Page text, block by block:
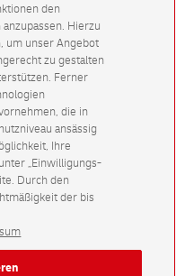
den
Hierzu
um unser Angebot
zu gestalten
Ferner
die in
ansässig
Ihre
„Einwilligungs-
Durch den
der bis